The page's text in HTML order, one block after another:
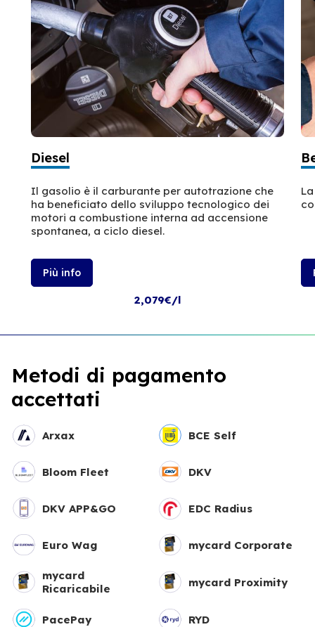
Diesel
Il gasolio è il carburante per autotrazione che
ha beneficiato dello sviluppo tecnologico dei
motori a combustione interna ad accensione
spontanea, a ciclo diesel.
Più info
2,079€/l
Metodi di pagamento
accettati
Arxax BCE Self
Bloom Fleet DKV
DKV APP&GO EDC Radius
Euro Wag mycard Corporate
mycard
Ricaricabile
mycard Proximity
PacePay RYD